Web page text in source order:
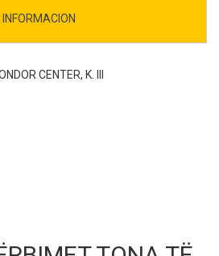
INFORMACION
CENTER, K. III